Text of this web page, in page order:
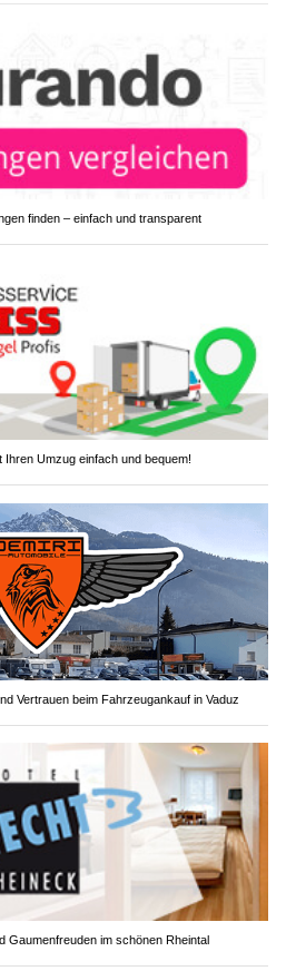
finden – einfach und transparent
Umzug einfach und bequem!
Vertrauen beim Fahrzeugankauf in Vaduz
Gaumenfreuden im schönen Rheintal